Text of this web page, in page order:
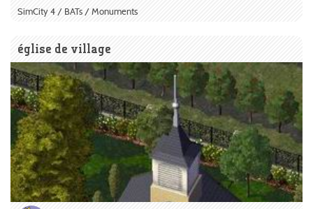
SimCity 4 / BATs / Monuments
église de village